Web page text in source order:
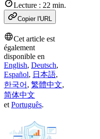
Lecture : 22 min.
Copier l'URL
Cet article est
également
disponible en
English, Deutsch,
Español, 日本語,
한국어 , 繁體中文,
简体中文
et Português.